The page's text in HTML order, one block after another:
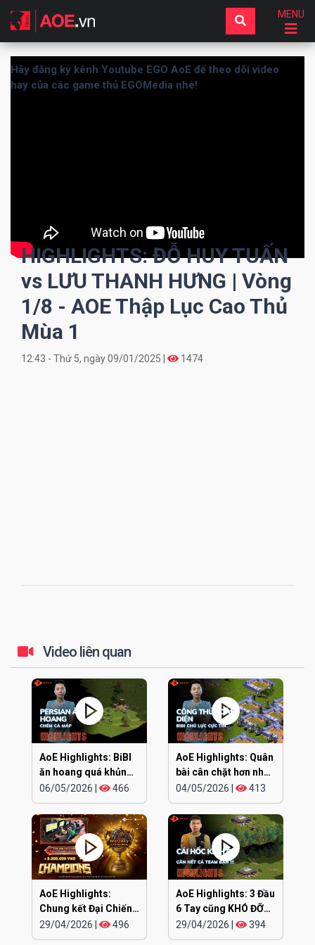
MENU
Hãy đăng ký kênh Youtube EGO AoE để theo dõi video
hay của các game thủ EGOMedia nhé!
HIGHLIGHTS: ĐỖ HUY TUẤN
vs LƯU THANH HƯNG | Vòng
1/8 - AOE Thập Lục Cao Thủ
Mùa 1
12:43 - Thứ 5, ngày 09/01/2025 | 1474
Video liên quan
AoE Highlights: BiBI
ăn hoang quá khủng
khiếp
06/05/2026 466
AoE Highlights: Quân
bài cân chặt hơn nhau
ở đúng cái đầu
04/05/2026 413
AoE Highlights:
Chung kết Đại Chiến
Clan EGOPLAY
29/04/2026 496
AoE Highlights: 3 Đầu
6 Tay cũng KHÓ ĐỠ
TRẬN NÀY
29/04/2026 394